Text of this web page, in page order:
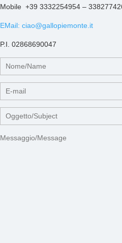
Mobile +39 3332254954 –
EMail: ciao@gallopiemonte.it
P.I. 02868690047